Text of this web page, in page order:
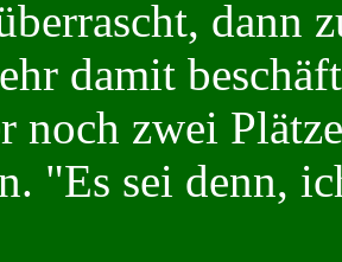
dann
damit
noch zwei
"Es sei denn,